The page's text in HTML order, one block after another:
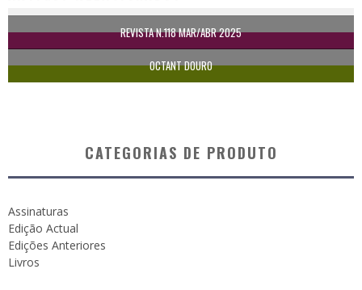
REVISTA N.118 MAR/ABR 2025
OCTANT DOURO
CATEGORIAS DE PRODUTO
Assinaturas
Edição Actual
Edições Anteriores
Livros